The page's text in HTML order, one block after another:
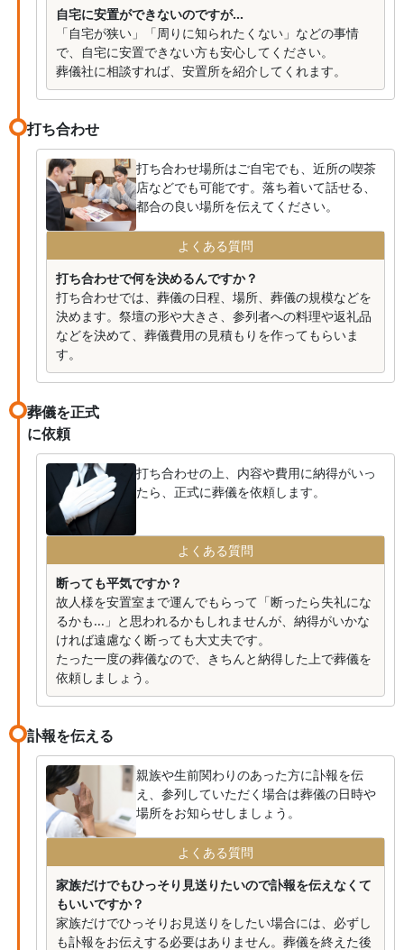
自宅に安置ができないのですが...
「自宅が狭い」「周りに知られたくない」などの事情
で、自宅に安置できない方も安心してください。
葬儀社に相談すれば、安置所を紹介してくれます。
打ち合わせ
打ち合わせ場所はご自宅でも、近所の喫茶
店などでも可能です。落ち着いて話せる、
都合の良い場所を伝えてください。
よくある質問
打ち合わせで何を決めるんですか？
打ち合わせでは、葬儀の日程、場所、葬儀の規模などを
決めます。祭壇の形や大きさ、参列者への料理や返礼品
などを決めて、葬儀費用の見積もりを作ってもらいま
す。
葬儀を正式
に依頼
打ち合わせの上、内容や費用に納得がいっ
たら、正式に葬儀を依頼します。
よくある質問
断っても平気ですか？
故人様を安置室まで運んでもらって「断ったら失礼にな
るかも...」と思われるかもしれませんが、納得がいかな
ければ遠慮なく断っても大丈夫です。
たった一度の葬儀なので、きちんと納得した上で葬儀を
依頼しましょう。
訃報を伝える
親族や生前関わりのあった方に訃報を伝
え、参列していただく場合は葬儀の日時や
場所をお知らせしましょう。
よくある質問
家族だけでもひっそり見送りたいので訃報を伝えなくて
もいいですか？
家族だけでひっそりお見送りをしたい場合には、必ずし
も訃報をお伝えする必要はありません。葬儀を終えた後